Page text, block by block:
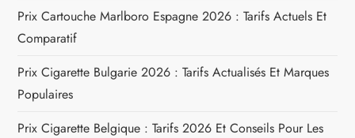
c
l
e
Prix Cartouche Marlboro Espagne 2026 : Tarifs Actuels Et
Comparatif
Prix Cigarette Bulgarie 2026 : Tarifs Actualisés Et Marques
Populaires
Prix Cigarette Belgique : Tarifs 2026 Et Conseils Pour Les